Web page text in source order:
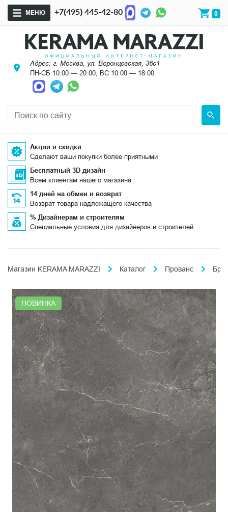
МЕНЮ +7(495) 445-42-80 0
Адрес: г. Москва, ул. Воронцовская, 36с1
ПН-СБ 10:00 — 20:00, ВС 10:00 — 18:00
Акции и скидки
Сделают ваши покупки более приятными
Бесплатный 3D дизайн
Всем клиентам нашего магазина
14 дней на обмен и возврат
Возврат товара надлежащего качества
% Дизайнерам и строителям
Специальные условия для дизайнеров и строителей
Магазин KERAMA MARAZZI Каталог Прованс
НОВИНКА